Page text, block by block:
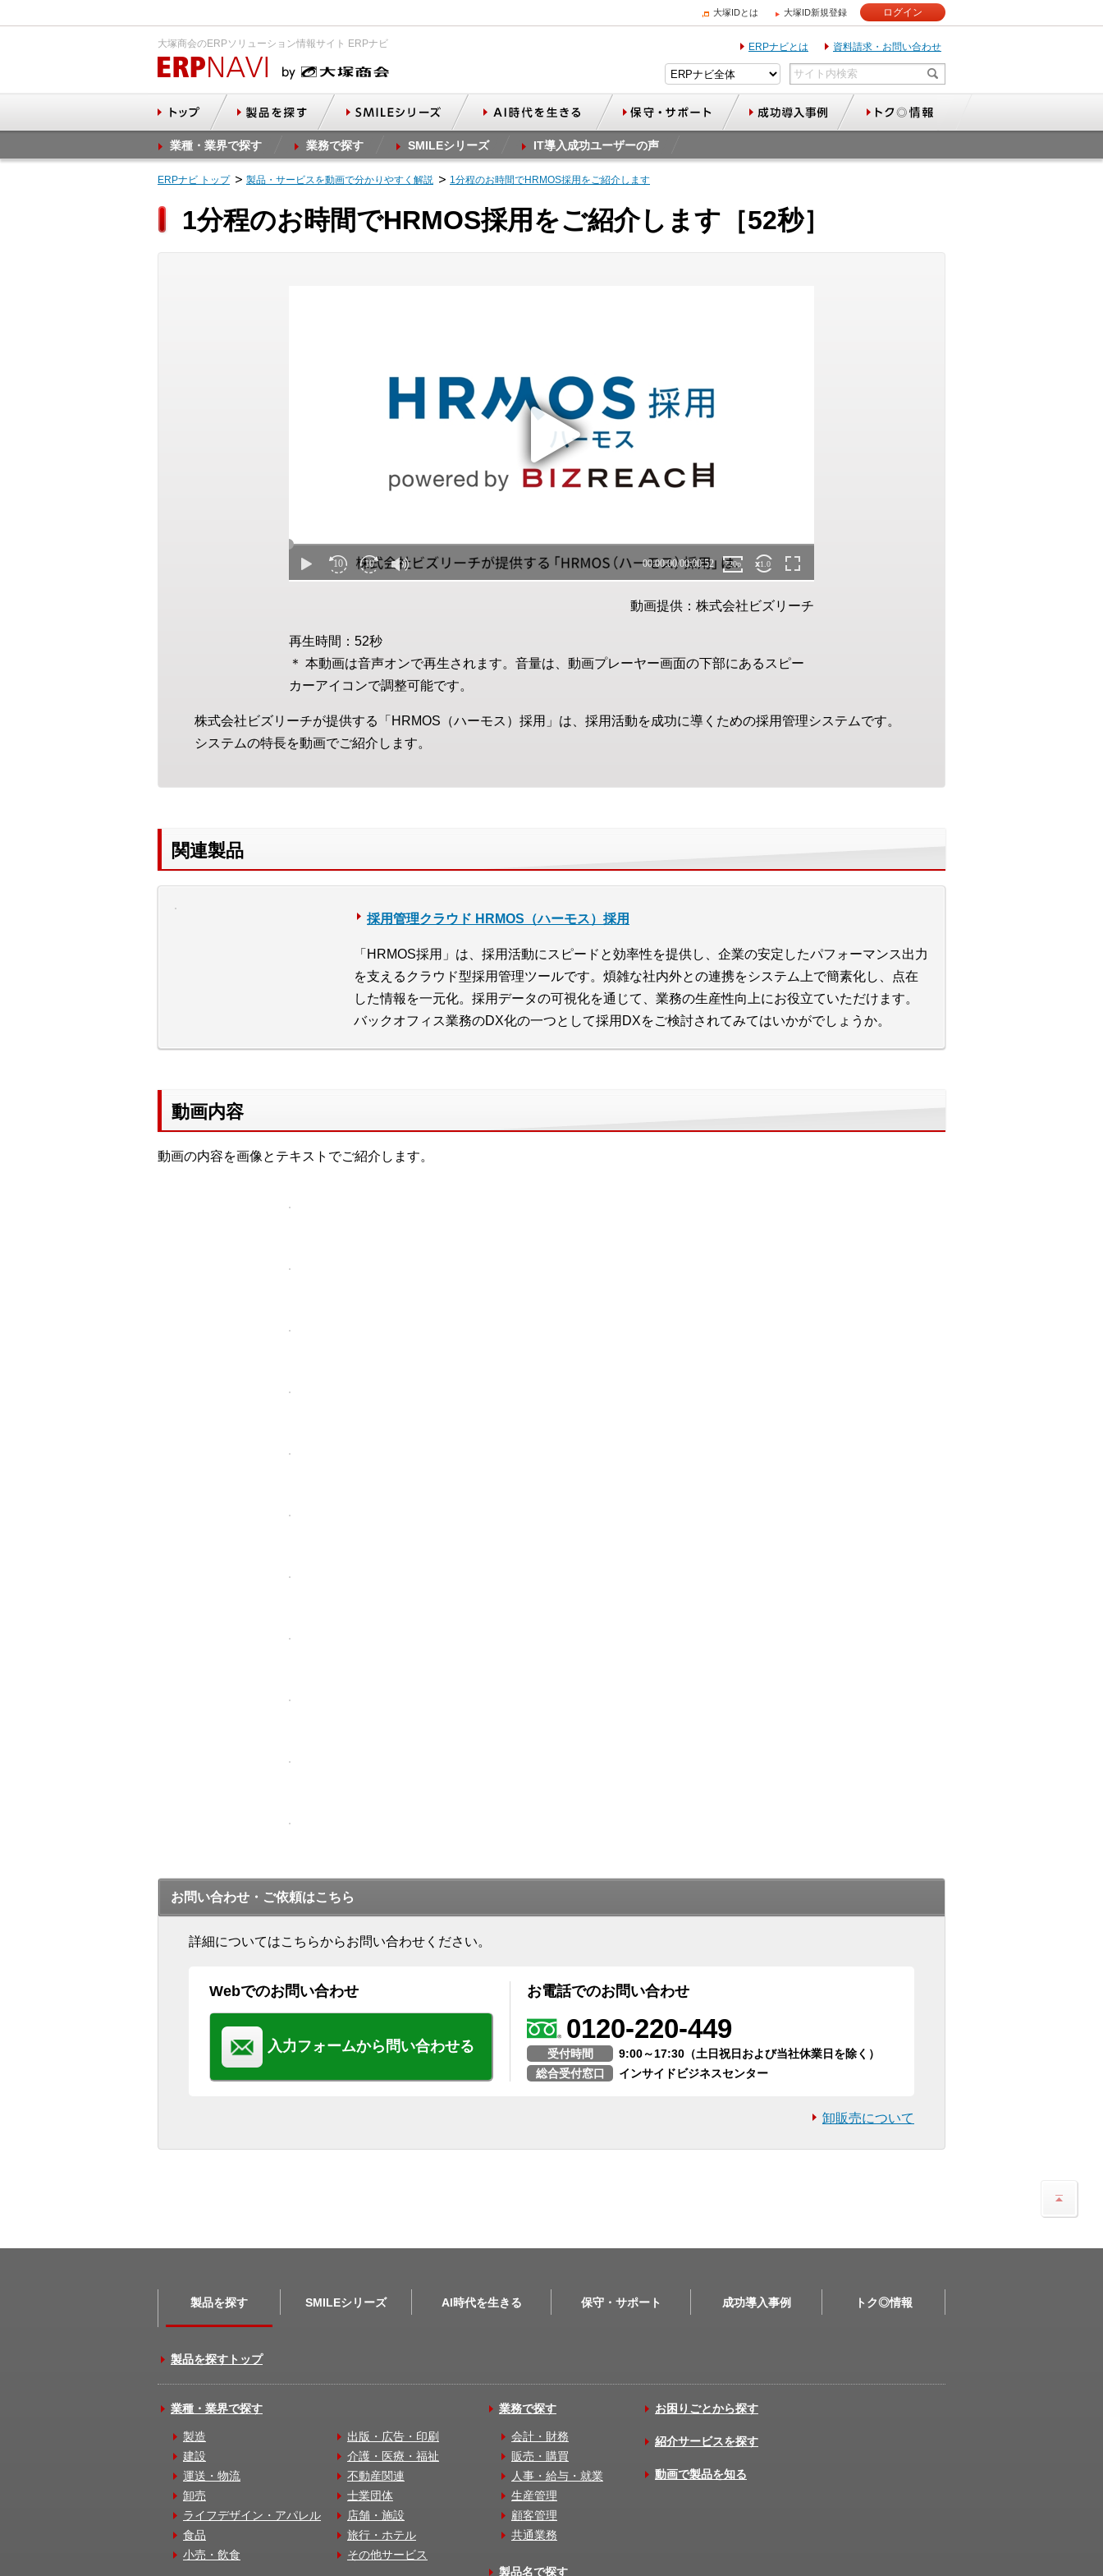
大塚IDとは 大塚ID新規登録 ログイン
大塚商会のERPソリューション情報サイト ERPナビ ERPナビとは 資料請求・お問い合わせ
業種・業界で探す 業務で探す SMILEシリーズ IT導入成功ユーザーの声
ERPナビ トップ 製品・サービスを動画で分かりやすく解説 1分程のお時間でHRMOS採用をご紹介します
1分程のお時間でHRMOS採用をご紹介します［52秒］
動画提供：株式会社ビズリーチ
再生時間：52秒
＊ 本動画は音声オンで再生されます。音量は、動画プレーヤー画面の下部にあるスピー
カーアイコンで調整可能です。
株式会社ビズリーチが提供する「HRMOS（ハーモス）採用」は、採用活動を成功に導くための採用管理システムです。
システムの特長を動画でご紹介します。
関連製品
採用管理クラウド HRMOS（ハーモス）採用
「HRMOS採用」は、採用活動にスピードと効率性を提供し、企業の安定したパフォーマンス出力
を支えるクラウド型採用管理ツールです。煩雑な社内外との連携をシステム上で簡素化し、点在
した情報を一元化。採用データの可視化を通じて、業務の生産性向上にお役立ていただけます。
バックオフィス業務のDX化の一つとして採用DXをご検討されてみてはいかがでしょうか。
動画内容
動画の内容を画像とテキストでご紹介します。
お問い合わせ・ご依頼はこちら
詳細についてはこちらからお問い合わせください。
Webでのお問い合わせ
入力フォームから問い合わせる
お電話でのお問い合わせ
0120-220-449
受付時間
9:00～17:30（土日祝日および当社休業日を除く）
総合受付窓口
インサイドビジネスセンター
卸販売について
製品を探す SMILEシリーズ AI時代を生きる 保守・サポート 成功導入事例 トク◎情報
製品を探すトップ
業種・業界で探す
製造
建設
運送・物流
卸売
ライフデザイン・アパレル
食品
小売・飲食
出版・広告・印刷
介護・医療・福祉
不動産関連
士業団体
店舗・施設
旅行・ホテル
その他サービス
業務で探す
会計・財務
販売・購買
人事・給与・就業
生産管理
顧客管理
共通業務
製品名で探す
お困りごとから探す
紹介サービスを探す
動画で製品を知る